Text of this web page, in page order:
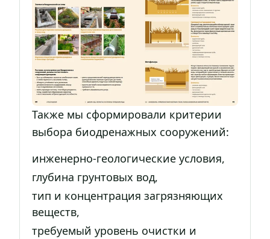
Также мы сформировали критерии
выбора биодренажных сооружений:
инженерно-геологические условия,
глубина грунтовых вод,
тип и концентрация загрязняющих
веществ,
требуемый уровень очистки и